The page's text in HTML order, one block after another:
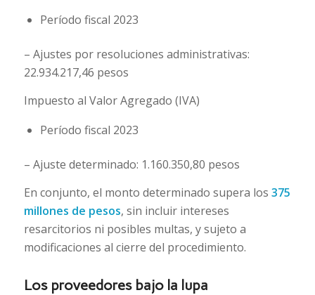
Período fiscal 2023
– Ajustes por resoluciones administrativas:
22.934.217,46 pesos
Impuesto al Valor Agregado (IVA)
Período fiscal 2023
– Ajuste determinado: 1.160.350,80 pesos
En conjunto, el monto determinado supera los 375
millones de pesos, sin incluir intereses
resarcitorios ni posibles multas, y sujeto a
modificaciones al cierre del procedimiento.
Los proveedores bajo la lupa